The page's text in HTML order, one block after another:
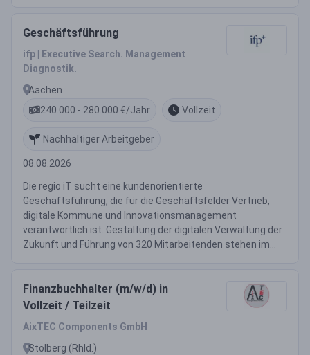
Geschäftsführung
ifp | Executive Search. Management
Diagnostik.
Aachen
240.000 - 280.000 €/Jahr
Vollzeit
Nachhaltiger Arbeitgeber
08.08.2026
Die regio iT sucht eine kundenorientierte
Geschäftsführung, die für die Geschäftsfelder Vertrieb,
digitale Kommune und Innovationsmanagement
verantwortlich ist. Gestaltung der digitalen Verwaltung der
Zukunft und Führung von 320 Mitarbeitenden stehen im...
Finanzbuchhalter (m/w/d) in
Vollzeit / Teilzeit
AixTEC Components GmbH
Stolberg (Rhld.)